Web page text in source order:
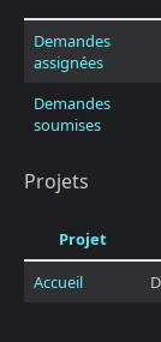
Demandes
assignées
Demandes
soumises
Projets
Projet
Accueil